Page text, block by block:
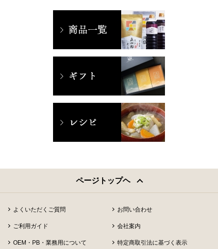
ページトップヘ
よくいただくご質問 お問い合わせ
ご利用ガイド 会社案内
OEM・PB・業務用について 特定商取引法に基づく表示